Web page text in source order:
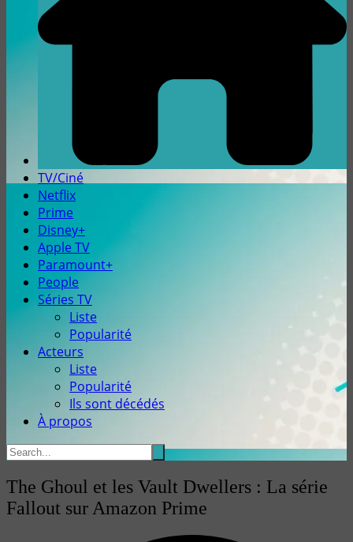
TV/Ciné
Netflix
Prime
Disney+
Apple TV
Paramount+
People
Séries TV
Liste
Popularité
Acteurs
Liste
Popularité
Ils sont décédés
À propos
The Ghoul et les Vault Dwellers : La série
Fallout sur Amazon Prime